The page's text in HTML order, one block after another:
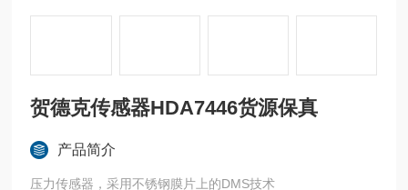
贺德克传感器HDA7446货源保真
产品简介
压力传感器，采用不锈钢膜片上的DMS技术